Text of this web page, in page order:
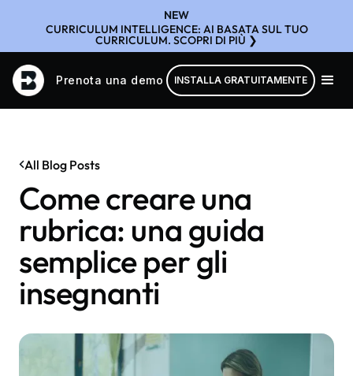
NEW
CURRICULUM INTELLIGENCE: AI BASATA SUL TUO
CURRICULUM. SCOPRI DI PIÙ ❯
Prenota una demo INSTALLA GRATUITAMENTE
All Blog Posts
Come creare una
rubrica: una guida
semplice per gli
insegnanti